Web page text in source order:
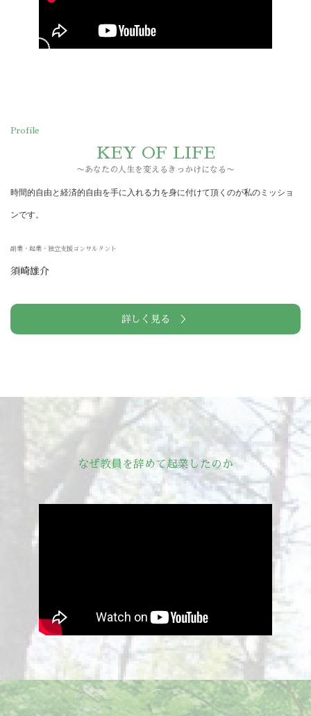
Profile
KEY OF LIFE
〜あなたの人生を変えるきっかけになる〜
時間的自由と経済的自由を手に入れる力を身に付けて頂くのが私のミッショ
ンです。
副業・起業・独立支援コンサルタント
須崎雄介
詳しく見る ＞
なぜ教員を辞めて起業したのか